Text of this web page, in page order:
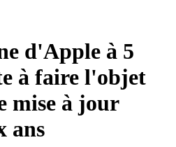
d'Apple à 5
à faire l'objet
mise à jour
ans